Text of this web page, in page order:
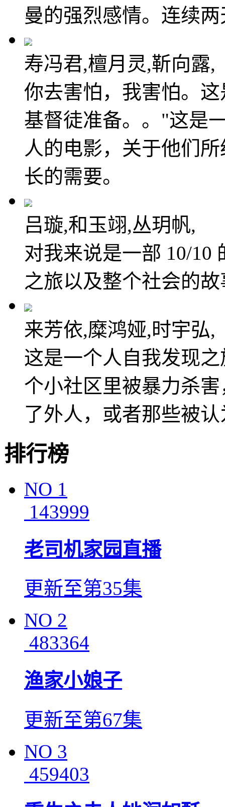
曼的强烈感情。连续
寿冯君,檀月灵,靳向露,
你去害怕，我害怕。
基督徒准备。。"这是
人的电影，关于他们
长的需要。
吕璇,和玉翊,丛玥帆,
对我来说是一部 10/10
之旅以及整个社会的
来芳依,糜鸿娅,时宇弘,
这是一个人自我发现
个小社区里被暴力杀
了外人，或者那些被
排行榜
NO 1
143999
老司机家园直播
更新至第35集
NO 2
483364
渔家小娘子
更新至第67集
NO 3
459403